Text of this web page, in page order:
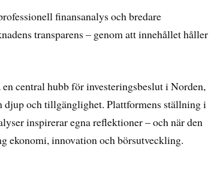
finansanalys och bredare
transparens – genom att innehållet håller
central hubb för investeringsbeslut i Norden,
djup och tillgänglighet. Plattformens ställning i
inspirerar egna reflektioner – och när den
ekonomi, innovation och börsutveckling.